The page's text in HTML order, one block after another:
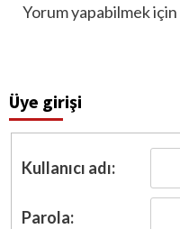
Yorum yapabilmek için
Üye girişi
Kullanıcı adı:
Parola: